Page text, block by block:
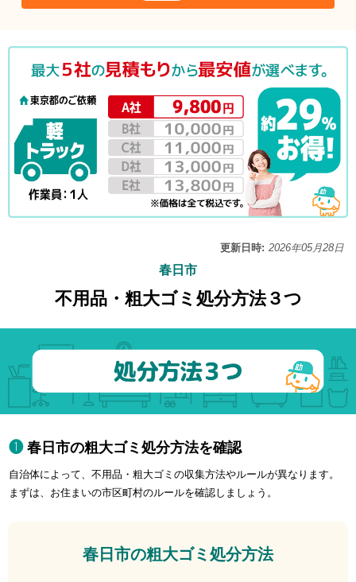
更新日時: 2026年05月28日
春日市
不用品・粗大ゴミ処分方法３つ
春日市の粗大ゴミ処分方法を確認
自治体によって、不用品・粗大ゴミの収集方法やルールが異なります。
まずは、お住まいの市区町村のルールを確認しましょう。
春日市の粗大ゴミ処分方法